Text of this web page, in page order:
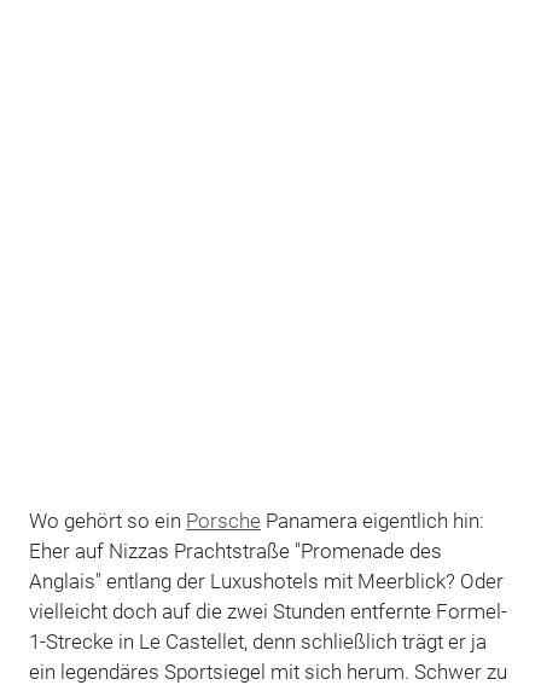
Wo gehört so ein Porsche Panamera eigentlich hin:
Eher auf Nizzas Prachtstraße "Promenade des
Anglais" entlang der Luxushotels mit Meerblick? Oder
vielleicht doch auf die zwei Stunden entfernte Formel-
1-Strecke in Le Castellet, denn schließlich trägt er ja
ein legendäres Sportsiegel mit sich herum. Schwer zu